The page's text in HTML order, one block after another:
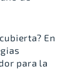
En
para la